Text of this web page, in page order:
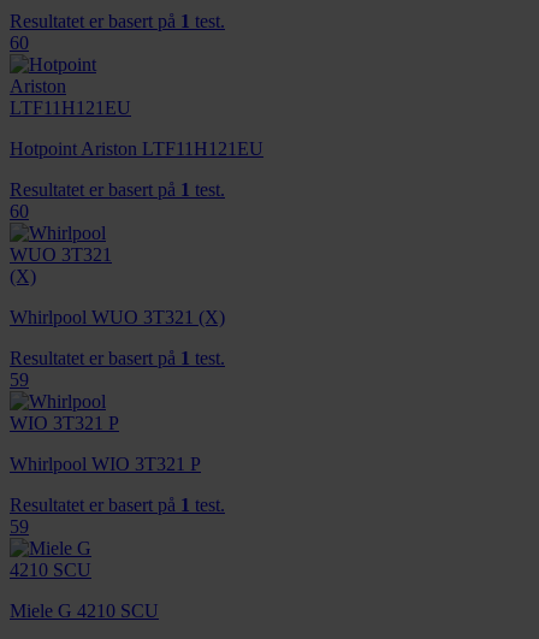
Resultatet er basert på 1 test.
60
Hotpoint Ariston LTF11H121EU
Resultatet er basert på 1 test.
60
Whirlpool WUO 3T321 (X)
Resultatet er basert på 1 test.
59
Whirlpool WIO 3T321 P
Resultatet er basert på 1 test.
59
Miele G 4210 SCU